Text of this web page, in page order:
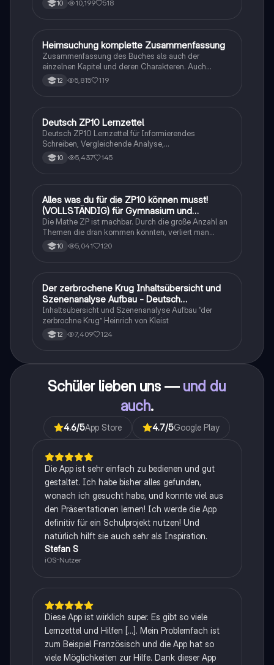
10 10,199 518
Deutsch
Heimsuchung komplette Zusammenfassung
Zusammenfassung des Buches als auch der
einzelnen Kapitel und deren Charakteren. Auch
tabellarisch. Im Unterricht ohne KI erstellt
12 5,815 119
Deutsch
Deutsch ZP10 Lernzettel
Deutsch ZP10 Lernzettel für Informierendes
Schreiben, Vergleichende Analyse,
Sachtexte/Roman/Gedicht..
10 5,437 145
Mathe
Alles was du für die ZP10 können musst!
(VOLLSTÄNDIG) für Gymnasium und
Realschule
Die Mathe ZP ist machbar. Durch die große Anzahl an
Themen die dran kommen könnten, verliert man
schnell den Überblick. Also habe ich von den kleinsten
Themen bis hin zu den größten alles
10 5,041 120
Deutsch
Der zerbrochene Krug Inhaltsübersicht und
Szenenanalyse Aufbau - Deutsch
Q1/Q2/Abitur
Inhaltsübersicht und Szenenanalyse Aufbau “der
zerbrochne Krug” Heinrich von Kleist
12 7,409 124
Schüler lieben uns — und du
auch.
4.6/5App Store 4.7/5Google Play
Die App ist sehr einfach zu bedienen und gut
gestaltet. Ich habe bisher alles gefunden,
wonach ich gesucht habe, und konnte viel aus
den Präsentationen lernen! Ich werde die App
definitiv für ein Schulprojekt nutzen! Und
natürlich hilft sie auch sehr als Inspiration.
Stefan S
iOS-Nutzer
Diese App ist wirklich super. Es gibt so viele
Lernzettel und Hilfen [...]. Mein Problemfach ist
zum Beispiel Französisch und die App hat so
viele Möglichkeiten zur Hilfe. Dank dieser App